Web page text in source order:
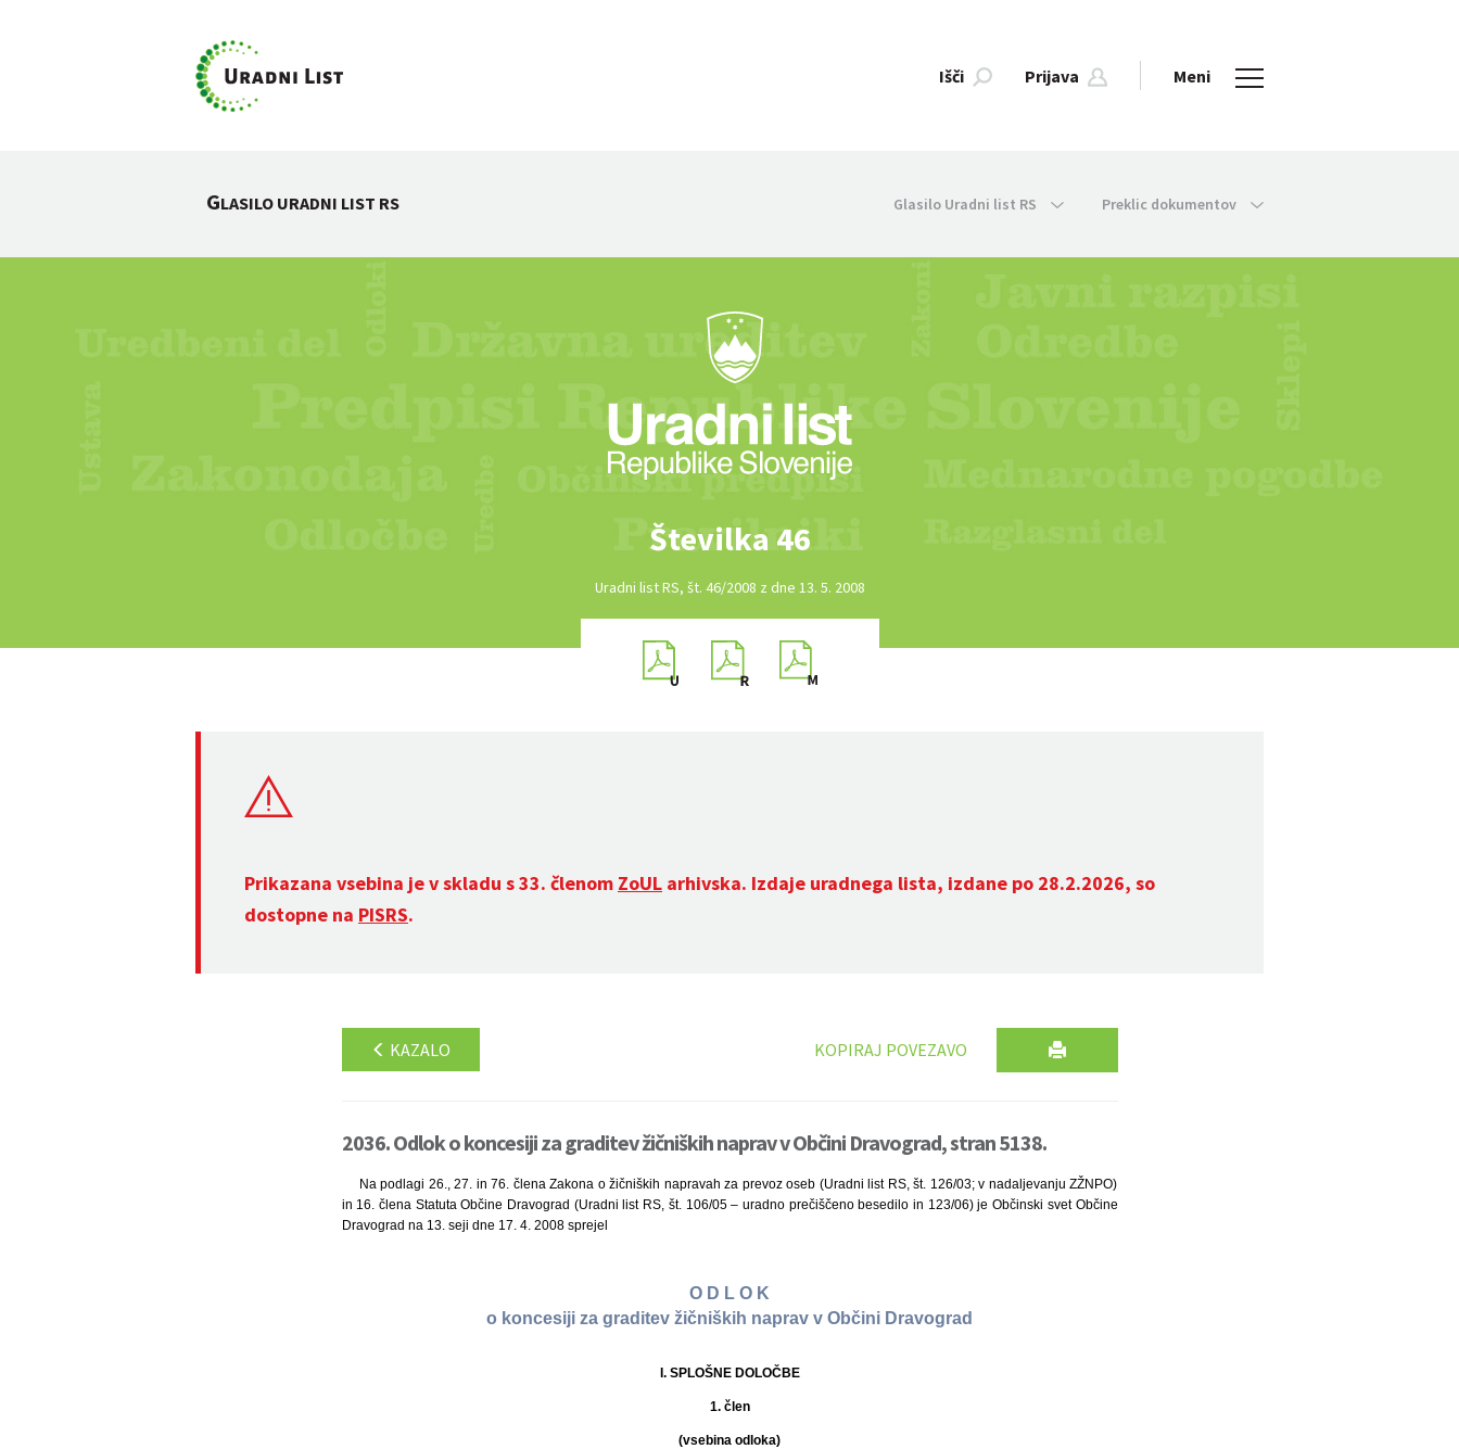
Išči Prijava Meni
GLASILO URADNI LIST RS Glasilo Uradni list RS Preklic dokumentov
Številka 46
Uradni list RS, št. 46/2008 z dne 13. 5. 2008
Prikazana vsebina je v skladu s 33. členom ZoUL arhivska. Izdaje uradnega lista, izdane po 28.2.2026, so
dostopne na PISRS.
KAZALO KOPIRAJ POVEZAVO
2036. Odlok o koncesiji za graditev žičniških naprav v Občini Dravograd, stran 5138.
Na podlagi 26., 27. in 76. člena Zakona o žičniških napravah za prevoz oseb (Uradni list RS, št. 126/03; v nadaljevanju ZŽNPO)
in 16. člena Statuta Občine Dravograd (Uradni list RS, št. 106/05 – uradno prečiščeno besedilo in 123/06) je Občinski svet Občine
Dravograd na 13. seji dne 17. 4. 2008 sprejel
O D L O K
o koncesiji za graditev žičniških naprav v Občini Dravograd
I. SPLOŠNE DOLOČBE
1. člen
(vsebina odloka)